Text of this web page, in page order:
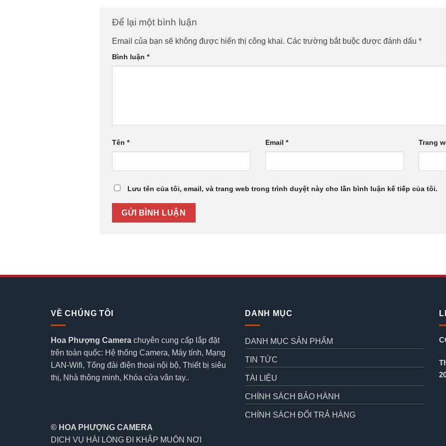
Để lại một bình luận
Email của bạn sẽ không được hiển thị công khai. Các trường bắt buộc được đánh dấu *
Bình luận *
Tên * Email * Trang
Lưu tên của tôi, email, và trang web trong trình duyệt này cho lần bình luận kế tiếp của tôi.
VỀ CHÚNG TÔI
Hoa Phượng Camera chuyên cung cấp lắp đặt
trên toàn quốc: Hệ thống Camera, Máy tính, Mạng
LAN-Wifi, Tổng đài điện thoại nội bộ, Thiết bị siêu
thị, Nhà thông minh, Khóa cửa vân tay..
© HOA PHƯỢNG CAMERA
DỊCH VỤ HÀI LÒNG ĐI KHẮP MUÔN NƠI
DANH MỤC
DANH MỤC SẢN PHẨM
TIN TỨC
TÀI LIỆU
CHÍNH SÁCH BẢO HÀNH
CHÍNH SÁCH ĐỔI TRẢ HÀNG